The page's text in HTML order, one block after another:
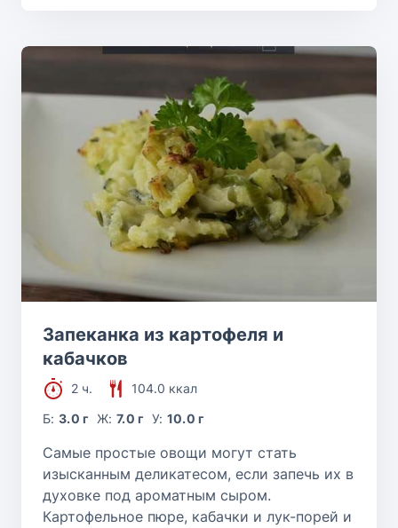
Запеканка из картофеля и
кабачков
2 ч.
104.0 ккал
Б:3.0 г Ж: 7.0 г У: 10.0 г
Самые простые овощи могут стать
изысканным деликатесом, если запечь их в
духовке под ароматным сыром.
Картофельное пюре, кабачки и лук-порей и